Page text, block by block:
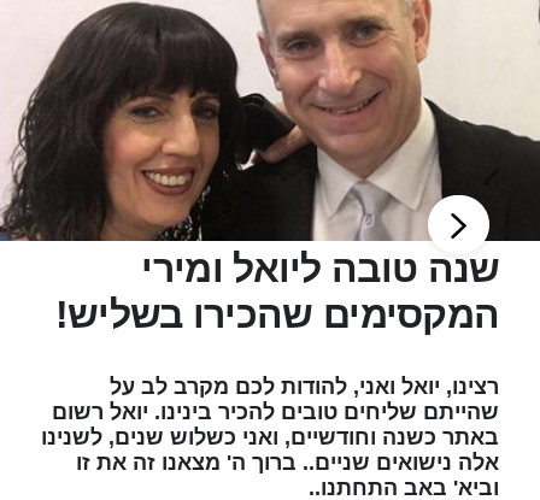
שנה טובה ליואל ומירי
המקסימים שהכירו בשליש!
רצינו, יואל ואני, להודות לכם מקרב לב על
שהייתם שליחים טובים להכיר בינינו. יואל רשום
באתר כשנה וחודשיים, ואני כשלוש שנים, לשנינו
אלה נישואים שניים.. ברוך ה' מצאנו זה את זו
וביא' באב התחתנו..